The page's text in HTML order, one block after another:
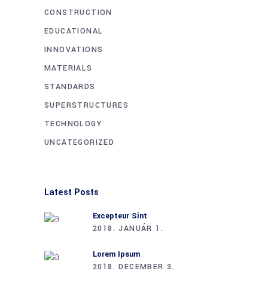
CONSTRUCTION
EDUCATIONAL
INNOVATIONS
MATERIALS
STANDARDS
SUPERSTRUCTURES
TECHNOLOGY
UNCATEGORIZED
Latest Posts
Excepteur Sint
2018. JANUÁR 1.
Lorem Ipsum
2018. DECEMBER 3.